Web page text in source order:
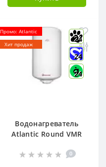
Промо: Atlantic
Хит продаж
24
24
24
Водонагреватель
Atlantic Round VMR
951136
0